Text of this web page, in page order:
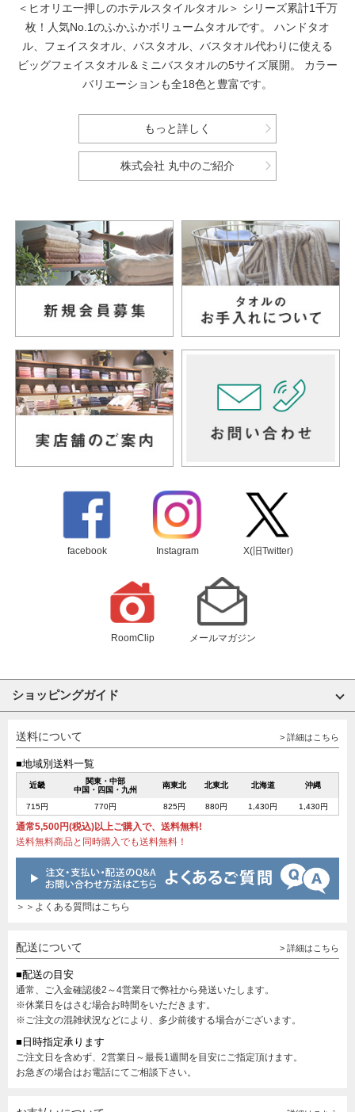
＜ヒオリエ一押しのホテルスタイルタオル＞ シリーズ累計1千万
枚！人気No.1のふかふかボリュームタオルです。
ハンドタオ
ル、フェイスタオル、バスタオル、バスタオル代わりに使える
ビッグフェイスタオル＆ミニバスタオルの5サイズ展開。
カラー
バリエーションも全18色と豊富です。
もっと詳しく
株式会社 丸中のご紹介
facebook Instagram X(旧Twitter)
RoomClip メールマガジン
ショッピングガイド
送料について > 詳細はこちら
■地域別送料一覧
近畿
関東・中部
中国・四国・九州
南東北 北東北 北海道 沖縄
715円 770円 825円 880円 1,430円 1,430円
通常5,500円(税込)以上ご購入で、送料無料!
送料無料商品と同時購入でも送料無料！
＞＞よくある質問はこちら
配送について > 詳細はこちら
■配送の目安
通常、ご入金確認後2～4営業日で弊社から発送いたします。
※休業日をはさむ場合お時間をいただきます。
※ご注文の混雑状況などにより、多少前後する場合がございます。
■日時指定承ります
ご注文日を含めず、2営業日～最長1週間を目安にご指定頂けます。
お急ぎの場合はお電話にてご相談下さい。